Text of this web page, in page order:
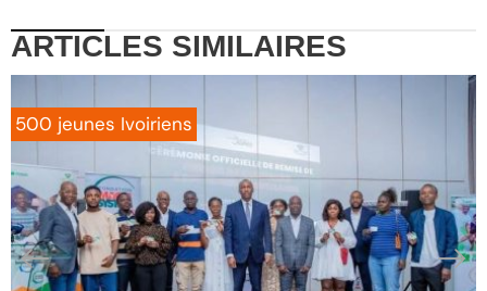
ARTICLES SIMILAIRES
500 jeunes Ivoiriens